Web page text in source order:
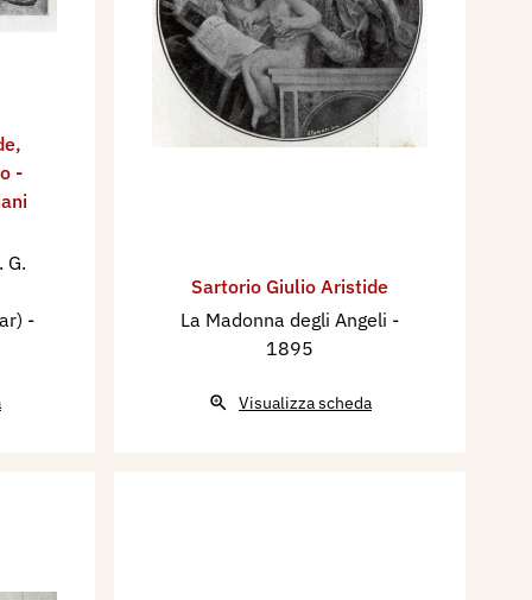
,
-
G.
-
Sartorio Giulio Aristide
La Madonna degli Angeli -
1895
Visualizza scheda